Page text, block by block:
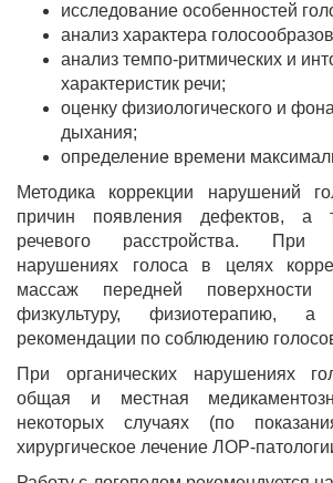
исследование особенностей
анализ характера
анализ темпо-ритмических и
характеристик речи;
оценку физиологического и
дыхания;
определение времени
Методика коррекции нарушений
причин появления дефектов, а
речевого расстройства. При
нарушениях голоса в целях
массаж передней
физкультуру, физиотерапию,
рекомендации по соблюдению
При органических нарушениях
общая и местная
некоторых случаях (по
хирургическое лечение ЛОР-